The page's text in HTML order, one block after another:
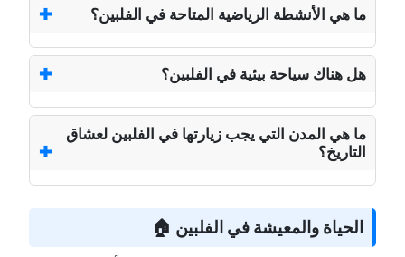
ما هي الأنشطة الرياضية المتاحة في الفلبين؟
هل هناك سياحة بيئية في الفلبين؟
ما هي المدن التي يجب زيارتها في الفلبين لعشاق
التاريخ؟
الحياة والمعيشة في الفلبين 🏠